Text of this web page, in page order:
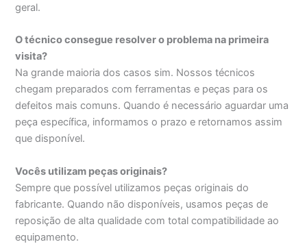
geral.
O técnico consegue resolver o problema na primeira
visita?
Na grande maioria dos casos sim. Nossos técnicos
chegam preparados com ferramentas e peças para os
defeitos mais comuns. Quando é necessário aguardar uma
peça específica, informamos o prazo e retornamos assim
que disponível.
Vocês utilizam peças originais?
Sempre que possível utilizamos peças originais do
fabricante. Quando não disponíveis, usamos peças de
reposição de alta qualidade com total compatibilidade ao
equipamento.